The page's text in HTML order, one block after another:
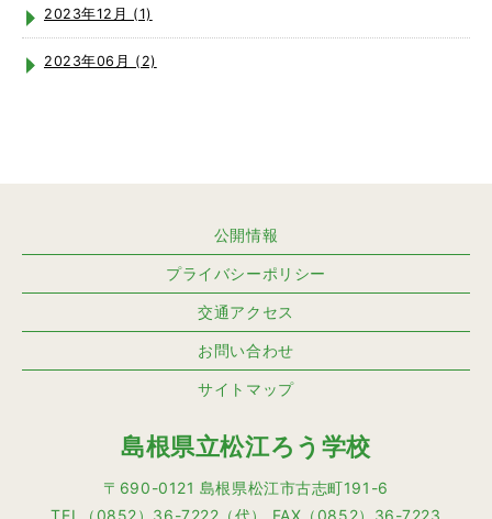
2023年12月 (1)
2023年06月 (2)
公開情報
プライバシーポリシー
交通アクセス
お問い合わせ
サイトマップ
島根県立松江ろう学校
〒690-0121 島根県松江市古志町191-6